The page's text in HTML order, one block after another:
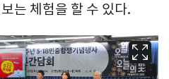
는 체험을 할 수 있다.